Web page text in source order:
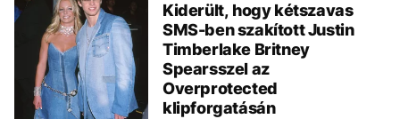
Kiderült, hogy kétszavas
SMS-ben szakított Justin
Timberlake Britney
Spearsszel az
Overprotected
klipforgatásán